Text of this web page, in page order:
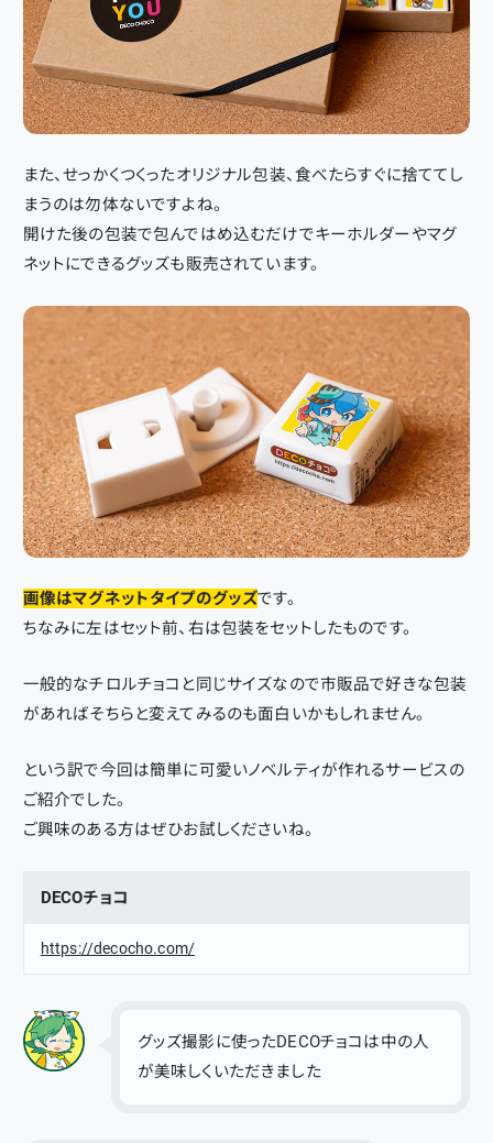
また、せっかくつくったオリジナル包装、食べたらすぐに捨ててし
まうのは勿体ないですよね。
開けた後の包装で包んではめ込むだけでキーホルダーやマグ
ネットにできるグッズも販売されています。
画像はマグネットタイプのグッズです。
ちなみに左はセット前、右は包装をセットしたものです。
一般的なチロルチョコと同じサイズなので市販品で好きな包装
があればそちらと変えてみるのも面白いかもしれません。
という訳で今回は簡単に可愛いノベルティが作れるサービスの
ご紹介でした。
ご興味のある方はぜひお試しくださいね。
DECOチョコ
https://decocho.com/
グッズ撮影に使ったDECOチョコは中の人
が美味しくいただきました